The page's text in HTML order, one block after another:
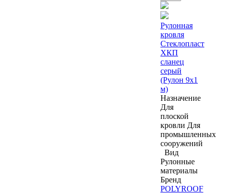
Рулонная
кровля
Стеклопласт
ХКП
сланец
серый
(Рулон 9x1
м)
Назначение
Для
плоской
кровли Для
промышленных
сооружений
Вид
Рулонные
материалы
Бренд
POLYROOF